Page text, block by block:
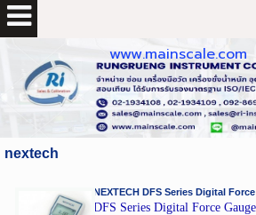
nextech
NEXTECH DFS Series Digital
DFS Series Digital Force